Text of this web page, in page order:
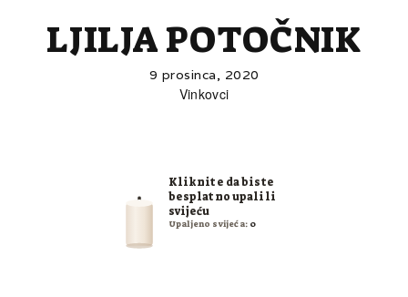
LJILJA POTOČNIK
9 prosinca, 2020
Vinkovci
Kliknite da biste
besplatno upalili
svijeću
Upaljeno svijeća: 0